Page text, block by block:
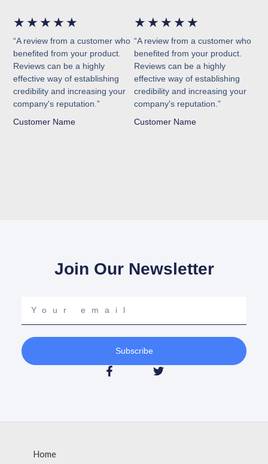
★ ★ ★ ★ ★
mit
5
von
“A review from a customer who
benefited from your product.
Reviews can be a highly
effective way of establishing
credibility and increasing your
company's reputation.”
Customer Name
★ ★ ★ ★ ★
mit
5
von
“A review from a customer who
benefited from your product.
Reviews can be a highly
effective way of establishing
credibility and increasing your
company's reputation.”
Customer Name
Join Our Newsletter
Subscribe
F
a
o
T
w
e
Home